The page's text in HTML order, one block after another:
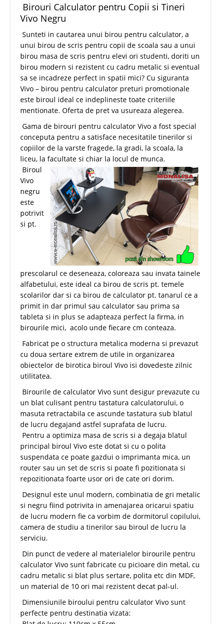
Birouri Calculator pentru Copii si Tineri
Vivo Negru
Sunteti in cautarea unui birou pentru calculator, a
unui birou de scris pentru copii de scoala sau a unui
birou masa de scris pentru elevi ori studenti, doriti un
birou modern si rezistent cu cadru metalic si eventual
sa se incadreze perfect in spatii mici? Cu siguranta
Vivo – birou pentru calculator preturi promotionale
este biroul ideal ce indeplineste toate criteriile
mentionate. Oferta de pret va usureaza alegerea.
Gama de birouri pentru calculator Vivo a fost special
conceputa pentru a satisface necesitatile tinerilor si
copiilor de la varste fragede, la gradi, la scoala, la
liceu, la facultate si chiar la locul de munca.
Biroul
Vivo
negru
este
potrivit
si pt.
prescolarul ce deseneaza, coloreaza sau invata tainele
alfabetului, este ideal ca birou de scris pt. temele
scolarilor dar si ca birou de calculator pt. tanarul ce a
primit in dar primul sau calculator sau prima sa
tableta si in plus se adapteaza perfect la firma, in
birourile mici, acolo unde fiecare cm conteaza.
Fabricat pe o structura metalica moderna si prevazut
cu doua sertare extrem de utile in organizarea
obiectelor de birotica biroul Vivo isi dovedeste zilnic
utilitatea.
Birourile de calculator Vivo sunt desigur prevazute cu
un blat culisant pentru tastatura calculatorului, o
masuta retractabila ce ascunde tastatura sub blatul
de lucru degajand astfel suprafata de lucru.
Pentru a optimiza masa de scris si a degaja blatul
principal biroul Vivo este dotat si cu o polita
suspendata ce poate gazdui o imprimanta mica, un
router sau un set de scris si poate fi pozitionata si
repozitionata foarte usor ori de cate ori dorim.
Designul este unul modern, combinatia de gri metalic
si negru fiind potrivita in amenajarea oricarui spatiu
de lucru modern fie ca vorbim de dormitorul copilului,
camera de studiu a tinerilor sau biroul de lucru la
serviciu.
Din punct de vedere al materialelor birourile pentru
calculator Vivo sunt fabricate cu picioare din metal, cu
cadru metalic si blat plus sertare, polita etc din MDF,
un material de 10 ori mai rezistent decat pal-ul.
Dimensiunile biroului pentru calculator Vivo sunt
perfecte pentru destinatia vizata: